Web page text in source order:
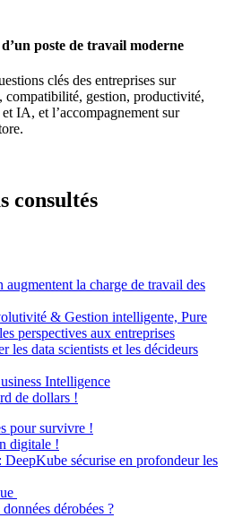
poste de travail moderne
clés des entreprises sur
compatibilité, gestion, productivité,
IA, et l’accompagnement sur
consultés
augmentent la charge de travail des
& Gestion intelligente, Pure
perspectives aux entreprises
les data scientists et les décideurs
Intelligence
de dollars !
pour survivre !
digitale !
sécurise en profondeur les
dérobées ?